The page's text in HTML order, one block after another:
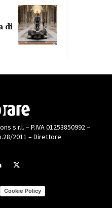
di
s.r.l. – P.IVA 01253850992 –
2011 – Direttore
Cookie Policy